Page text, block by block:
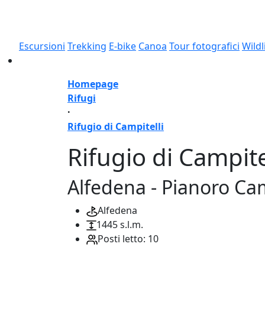
Escursioni Trekking E-bike Canoa Tour fotografici
Homepage
Rifugi
·
Rifugio di Campitelli
Rifugio di
Alfedena - Pianoro
Alfedena
1445 s.l.m.
Posti letto: 10